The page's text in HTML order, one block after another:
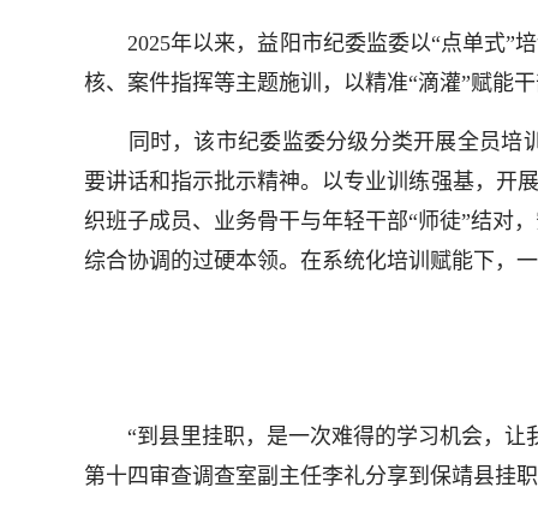
2025年以来，益阳市纪委监委以“点单式”培
核、案件指挥等主题施训，以精准“滴灌”赋能
同时，该市纪委监委分级分类开展全员培
要讲话和指示批示精神。以专业训练强基，开
织班子成员、业务骨干与年轻干部“师徒”结对
综合协调的过硬本领。在系统化培训赋能下，
“到县里挂职，是一次难得的学习机会，让
第十四审查调查室副主任李礼分享到保靖县挂